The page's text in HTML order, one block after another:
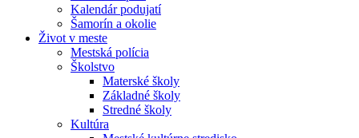
Kalendár podujatí
Šamorín a okolie
Život v meste
Mestská polícia
Školstvo
Materské školy
Základné školy
Stredné školy
Kultúra